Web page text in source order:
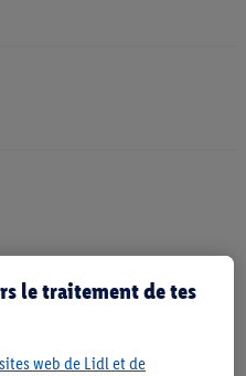
le traitement de tes
web de Lidl et de